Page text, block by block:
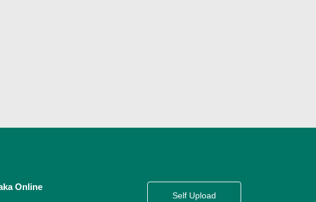
Online
Self Upload